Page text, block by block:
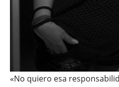
«No quiero esa